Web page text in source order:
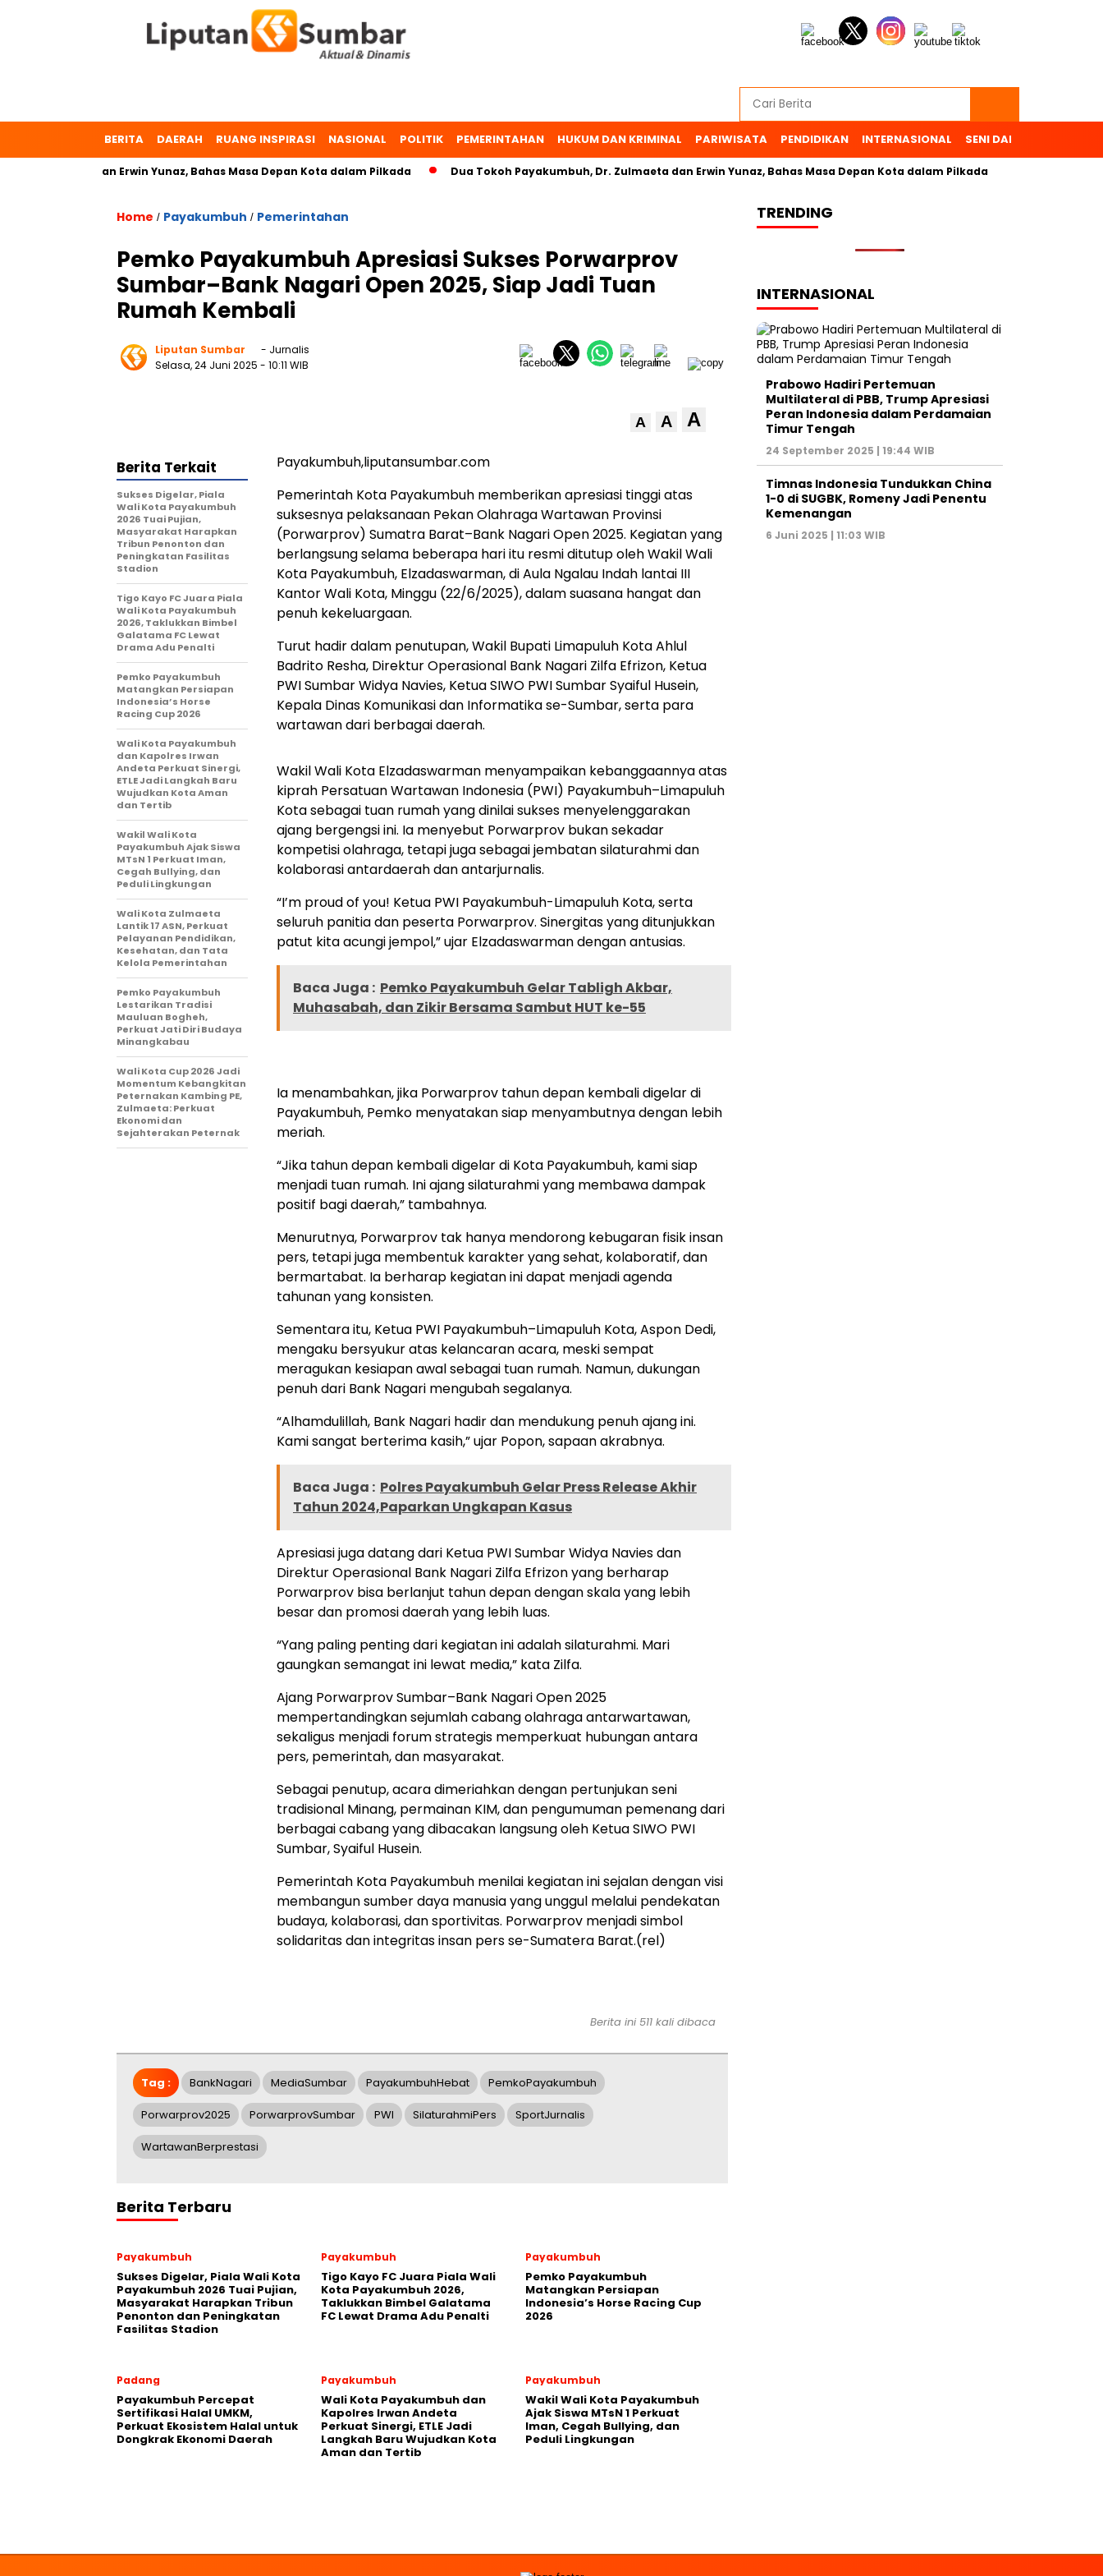
BERITA DAERAH RUANG INSPIRASI NASIONAL POLITIK PEMERINTAHAN HUKUM DAN KRIMINAL PARIWISATA PENDIDIKAN INTERNASIONAL SENI DAN BUDAYA
Zulmaeta dan Erwin Yunaz, Bahas Masa Depan Kota dalam Pilkada Dua Tokoh Payakumbuh, Dr. Zulmaeta dan Erwin Yunaz, Bahas Masa Depan Kota dalam Pilkada
Home / Payakumbuh / Pemerintahan
Pemko Payakumbuh Apresiasi Sukses Porwarprov
Sumbar–Bank Nagari Open 2025, Siap Jadi Tuan
Rumah Kembali
Liputan Sumbar
- Jurnalis
Selasa, 24 Juni 2025 - 10:11 WIB
A A A
Payakumbuh,liputansumbar.com
Pemerintah Kota Payakumbuh memberikan apresiasi tinggi atas
suksesnya pelaksanaan Pekan Olahraga Wartawan Provinsi
(Porwarprov) Sumatra Barat–Bank Nagari Open 2025. Kegiatan yang
berlangsung selama beberapa hari itu resmi ditutup oleh Wakil Wali
Kota Payakumbuh, Elzadaswarman, di Aula Ngalau Indah lantai III
Kantor Wali Kota, Minggu (22/6/2025), dalam suasana hangat dan
penuh kekeluargaan.
Turut hadir dalam penutupan, Wakil Bupati Limapuluh Kota Ahlul
Badrito Resha, Direktur Operasional Bank Nagari Zilfa Efrizon, Ketua
PWI Sumbar Widya Navies, Ketua SIWO PWI Sumbar Syaiful Husein,
Kepala Dinas Komunikasi dan Informatika se-Sumbar, serta para
wartawan dari berbagai daerah.
Wakil Wali Kota Elzadaswarman menyampaikan kebanggaannya atas
kiprah Persatuan Wartawan Indonesia (PWI) Payakumbuh–Limapuluh
Kota sebagai tuan rumah yang dinilai sukses menyelenggarakan
ajang bergengsi ini. Ia menyebut Porwarprov bukan sekadar
kompetisi olahraga, tetapi juga sebagai jembatan silaturahmi dan
kolaborasi antardaerah dan antarjurnalis.
“I’m proud of you! Ketua PWI Payakumbuh-Limapuluh Kota, serta
seluruh panitia dan peserta Porwarprov. Sinergitas yang ditunjukkan
patut kita acungi jempol,” ujar Elzadaswarman dengan antusias.
Baca Juga : Pemko Payakumbuh Gelar Tabligh Akbar,
Muhasabah, dan Zikir Bersama Sambut HUT ke-55
Ia menambahkan, jika Porwarprov tahun depan kembali digelar di
Payakumbuh, Pemko menyatakan siap menyambutnya dengan lebih
meriah.
“Jika tahun depan kembali digelar di Kota Payakumbuh, kami siap
menjadi tuan rumah. Ini ajang silaturahmi yang membawa dampak
positif bagi daerah,” tambahnya.
Menurutnya, Porwarprov tak hanya mendorong kebugaran fisik insan
pers, tetapi juga membentuk karakter yang sehat, kolaboratif, dan
bermartabat. Ia berharap kegiatan ini dapat menjadi agenda
tahunan yang konsisten.
Sementara itu, Ketua PWI Payakumbuh–Limapuluh Kota, Aspon Dedi,
mengaku bersyukur atas kelancaran acara, meski sempat
meragukan kesiapan awal sebagai tuan rumah. Namun, dukungan
penuh dari Bank Nagari mengubah segalanya.
“Alhamdulillah, Bank Nagari hadir dan mendukung penuh ajang ini.
Kami sangat berterima kasih,” ujar Popon, sapaan akrabnya.
Baca Juga : Polres Payakumbuh Gelar Press Release Akhir
Tahun 2024,Paparkan Ungkapan Kasus
Apresiasi juga datang dari Ketua PWI Sumbar Widya Navies dan
Direktur Operasional Bank Nagari Zilfa Efrizon yang berharap
Porwarprov bisa berlanjut tahun depan dengan skala yang lebih
besar dan promosi daerah yang lebih luas.
“Yang paling penting dari kegiatan ini adalah silaturahmi. Mari
gaungkan semangat ini lewat media,” kata Zilfa.
Ajang Porwarprov Sumbar–Bank Nagari Open 2025
mempertandingkan sejumlah cabang olahraga antarwartawan,
sekaligus menjadi forum strategis memperkuat hubungan antara
pers, pemerintah, dan masyarakat.
Sebagai penutup, acara dimeriahkan dengan pertunjukan seni
tradisional Minang, permainan KIM, dan pengumuman pemenang dari
berbagai cabang yang dibacakan langsung oleh Ketua SIWO PWI
Sumbar, Syaiful Husein.
Pemerintah Kota Payakumbuh menilai kegiatan ini sejalan dengan visi
membangun sumber daya manusia yang unggul melalui pendekatan
budaya, kolaborasi, dan sportivitas. Porwarprov menjadi simbol
solidaritas dan integritas insan pers se-Sumatera Barat.(rel)
Berita Terkait
Sukses Digelar, Piala
Wali Kota Payakumbuh
2026 Tuai Pujian,
Masyarakat Harapkan
Tribun Penonton dan
Peningkatan Fasilitas
Stadion
Tigo Kayo FC Juara Piala
Wali Kota Payakumbuh
2026, Taklukkan Bimbel
Galatama FC Lewat
Drama Adu Penalti
Pemko Payakumbuh
Matangkan Persiapan
Indonesia’s Horse
Racing Cup 2026
Wali Kota Payakumbuh
dan Kapolres Irwan
Andeta Perkuat Sinergi,
ETLE Jadi Langkah Baru
Wujudkan Kota Aman
dan Tertib
Wakil Wali Kota
Payakumbuh Ajak Siswa
MTsN 1 Perkuat Iman,
Cegah Bullying, dan
Peduli Lingkungan
Wali Kota Zulmaeta
Lantik 17 ASN, Perkuat
Pelayanan Pendidikan,
Kesehatan, dan Tata
Kelola Pemerintahan
Pemko Payakumbuh
Lestarikan Tradisi
Mauluan Bogheh,
Perkuat Jati Diri Budaya
Minangkabau
Wali Kota Cup 2026 Jadi
Momentum Kebangkitan
Peternakan Kambing PE,
Zulmaeta: Perkuat
Ekonomi dan
Sejahterakan Peternak
Berita ini 511 kali dibaca
Tag : BankNagari MediaSumbar PayakumbuhHebat PemkoPayakumbuh
Porwarprov2025 PorwarprovSumbar PWI SilaturahmiPers SportJurnalis
WartawanBerprestasi
Berita Terbaru
Payakumbuh
Sukses Digelar, Piala Wali Kota
Payakumbuh 2026 Tuai Pujian,
Masyarakat Harapkan Tribun
Penonton dan Peningkatan
Fasilitas Stadion
Payakumbuh
Tigo Kayo FC Juara Piala Wali
Kota Payakumbuh 2026,
Taklukkan Bimbel Galatama
FC Lewat Drama Adu Penalti
Payakumbuh
Pemko Payakumbuh
Matangkan Persiapan
Indonesia’s Horse Racing Cup
2026
Padang
Payakumbuh Percepat
Sertifikasi Halal UMKM,
Perkuat Ekosistem Halal untuk
Dongkrak Ekonomi Daerah
Payakumbuh
Wali Kota Payakumbuh dan
Kapolres Irwan Andeta
Perkuat Sinergi, ETLE Jadi
Langkah Baru Wujudkan Kota
Aman dan Tertib
Payakumbuh
Wakil Wali Kota Payakumbuh
Ajak Siswa MTsN 1 Perkuat
Iman, Cegah Bullying, dan
Peduli Lingkungan
TRENDING
INTERNASIONAL
Prabowo Hadiri Pertemuan
Multilateral di PBB, Trump Apresiasi
Peran Indonesia dalam Perdamaian
Timur Tengah
24 September 2025 | 19:44 WIB
Timnas Indonesia Tundukkan China
1-0 di SUGBK, Romeny Jadi Penentu
Kemenangan
6 Juni 2025 | 11:03 WIB